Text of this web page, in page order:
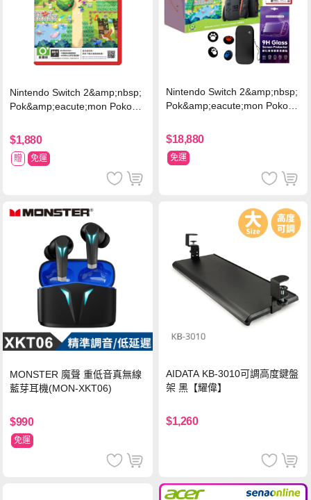
Nintendo Switch 2&amp;nbsp;
Pok&amp;eacute;mon Pokopia
$1,880
贈 免運
Nintendo Switch 2&amp;nbsp;
Pok&amp;eacute;mon Pokopi
影機+人機迷網
$18,880
免運
MONSTER 魔聲 重低音真無線
藍芽耳機(MON-XKT06)
$990
免運
AIDATA KB-3010可調高度鍵盤
架 黑【耀偉】
$1,260